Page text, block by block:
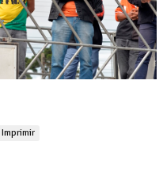
Imprimir